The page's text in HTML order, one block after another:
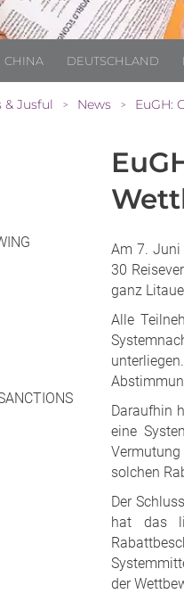
CHINA DEUTSCHLAND
& Jusful > News > EuGH:
Am 7. Juni
30
ganz
Alle
Daraufhin
eine
Vermutung
solchen
Der
hat das
der